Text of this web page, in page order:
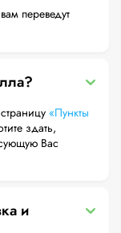
переведут
«Пункты
здать,
и